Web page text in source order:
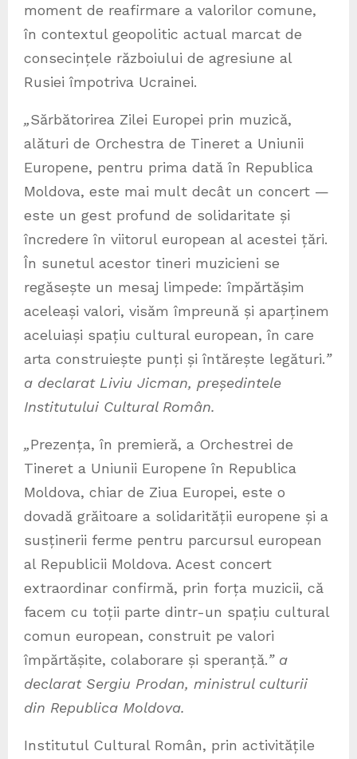
moment de reafirmare a valorilor comune,
în contextul geopolitic actual marcat de
consecințele războiului de agresiune al
Rusiei împotriva Ucrainei.
„Sărbătorirea Zilei Europei prin muzică,
alături de Orchestra de Tineret a Uniunii
Europene, pentru prima dată în Republica
Moldova, este mai mult decât un concert —
este un gest profund de solidaritate și
încredere în viitorul european al acestei țări.
În sunetul acestor tineri muzicieni se
regăsește un mesaj limpede: împărtășim
aceleași valori, visăm împreună și aparținem
aceluiași spațiu cultural european, în care
arta construiește punți și întărește legături.”
a declarat Liviu Jicman, președintele
Institutului Cultural Român.
„Prezența, în premieră, a Orchestrei de
Tineret a Uniunii Europene în Republica
Moldova, chiar de Ziua Europei, este o
dovadă grăitoare a solidarității europene și a
susținerii ferme pentru parcursul european
al Republicii Moldova. Acest concert
extraordinar confirmă, prin forța muzicii, că
facem cu toții parte dintr-un spațiu cultural
comun european, construit pe valori
împărtășite, colaborare și speranță.” a
declarat Sergiu Prodan, ministrul culturii
din Republica Moldova.
Institutul Cultural Român, prin activitățile